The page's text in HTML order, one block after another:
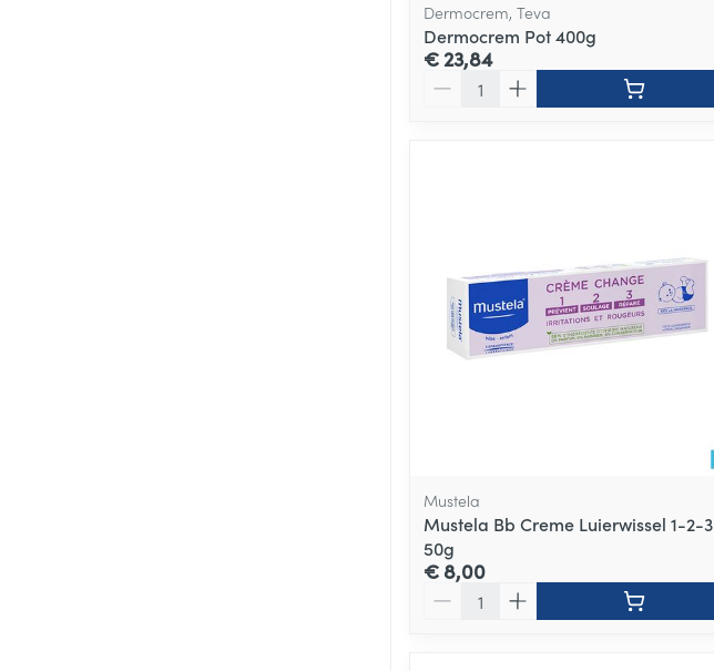
Dermocrem, Teva
Dermocrem Pot 400g
€ 23,84
Mustela
Mustela Bb Creme Luierwissel 1-2-3
50g
€ 8,00